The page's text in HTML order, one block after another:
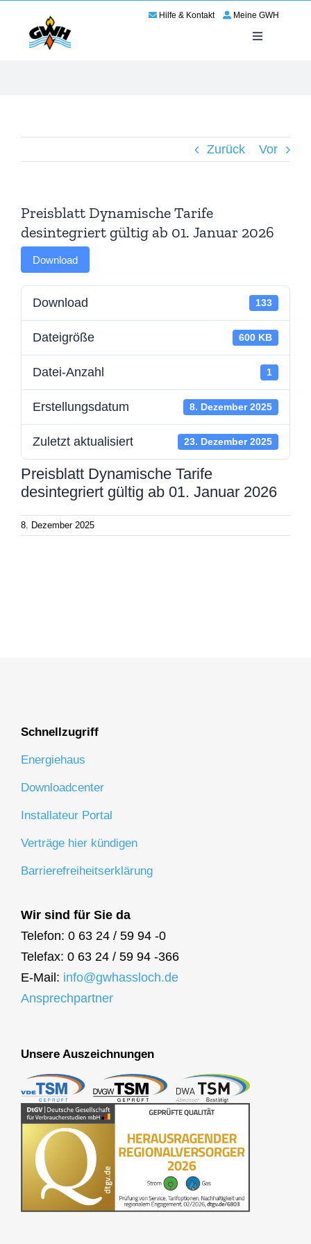
springen
Hilfe & Kontakt Meine GWH
Toggle
Karriere
Zurück Vor
Preisblatt Dynamische Tarife
desintegriert gültig ab 01. Januar 2026
Download
Download 133
Dateigröße 600 KB
Datei-Anzahl 1
Erstellungsdatum 8. Dezember 2025
Zuletzt aktualisiert 23. Dezember 2025
Preisblatt Dynamische Tarife
desintegriert gültig ab 01. Januar 2026
8. Dezember 2025
Schnellzugriff
Energiehaus
Downloadcenter
Installateur Portal
Verträge hier kündigen
Barrierefreiheitserklärung
Wir sind für Sie da
Telefon: 0 63 24 / 59 94 -0
Telefax: 0 63 24 / 59 94 -366
E-Mail: info@gwhassloch.de
Ansprechpartner
Unsere Auszeichnungen